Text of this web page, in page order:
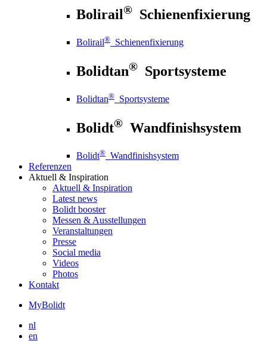
Bolirail® Schienenfixierung
Bolirail® Schienenfixierung
Bolidtan® Sportsysteme
Bolidtan® Sportsysteme
Bolidt® Wandfinishsystem
Bolidt® Wandfinishsystem
Referenzen
Aktuell & Inspiration
Aktuell & Inspiration
Latest news
Bolidt booster
Messen & Ausstellungen
Veranstaltungen
Presse
Social media
Videos
Photos
Kontakt
MyBolidt
nl
en